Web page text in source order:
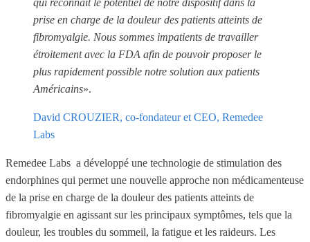
prise en charge de la douleur des patients atteints de
fibromyalgie. Nous sommes impatients de travailler
étroitement avec la FDA afin de pouvoir proposer le
plus rapidement possible notre solution aux patients
Américains».
David CROUZIER, co-fondateur et CEO, Remedee
Labs
Remedee Labs a développé une technologie de stimulation des
endorphines qui permet une nouvelle approche non médicamenteuse
de la prise en charge de la douleur des patients atteints de
fibromyalgie en agissant sur les principaux symptômes, tels que la
douleur, les troubles du sommeil, la fatigue et les raideurs. Les